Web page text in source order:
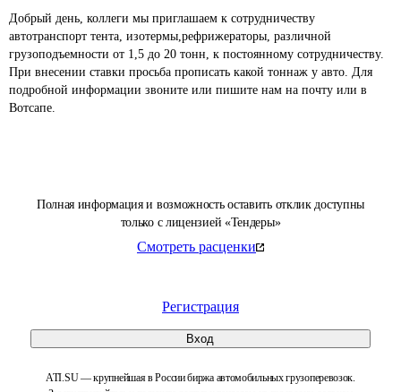
Полная информация и возможность оставить отклик доступны
только с лицензией «Тендеры»
Смотреть расценки
Регистрация
Вход
ATI.SU — крупнейшая в России биржа автомобильных грузоперевозок.
Добрый день, коллеги мы приглашаем к сотрудничеству
автотранспорт тента, изотермы,рефрижераторы, различной
грузоподъемности от 1,5 до 20 тонн, к постоянному сотрудничеству.
При внесении ставки просьба прописать какой тоннаж у авто. Для
подробной информации звоните или пишите нам на почту или в
Вотсапе.